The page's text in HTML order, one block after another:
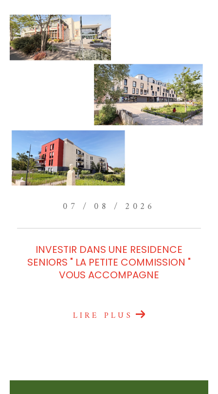
07 / 08 / 2026
INVESTIR DANS UNE RESIDENCE
SENIORS " LA PETITE COMMISSION "
VOUS ACCOMPAGNE
LIRE PLUS